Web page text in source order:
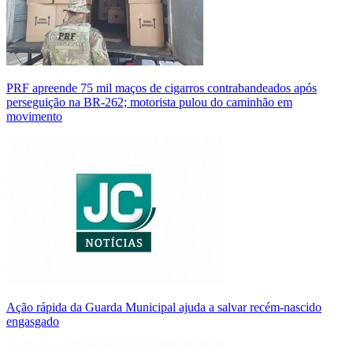
PRF apreende 75 mil maços de cigarros contrabandeados após
perseguição na BR-262; motorista pulou do caminhão em
movimento
Ação rápida da Guarda Municipal ajuda a salvar recém-nascido
engasgado